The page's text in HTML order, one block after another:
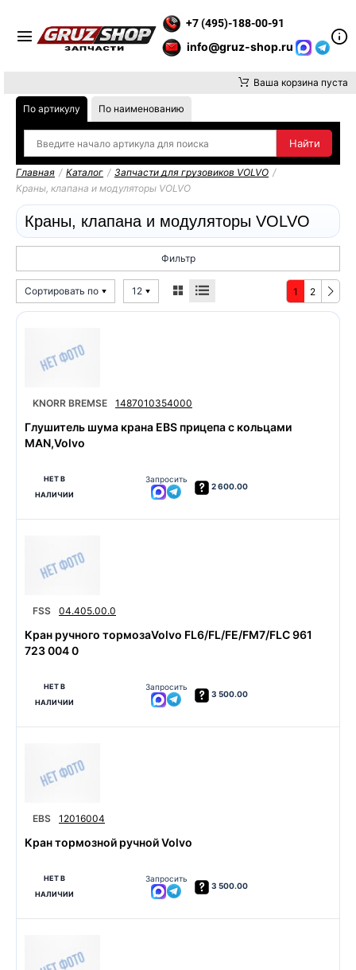
+7 (495)-188-00-91
info@gruz-shop.ru
Ваша корзина пуста
По артикулу По наименованию
Главная / Каталог / Запчасти для грузовиков VOLVO /
Краны, клапана и модуляторы VOLVO
Краны, клапана и модуляторы VOLVO
Фильтр
Сортировать по 12 1 2
KNORR BREMSE 1487010354000
Глушитель шума крана EBS прицепа с кольцами
MAN,Volvo
НЕТ В
НАЛИЧИИ
Запросить
2 600.00
FSS 04.405.00.0
Кран ручного тормозаVolvo FL6/FL/FE/FM7/FLC 961
723 004 0
НЕТ В
НАЛИЧИИ
Запросить
3 500.00
EBS 12016004
Кран тормозной ручной Volvo
НЕТ В
НАЛИЧИИ
Запросить
3 500.00